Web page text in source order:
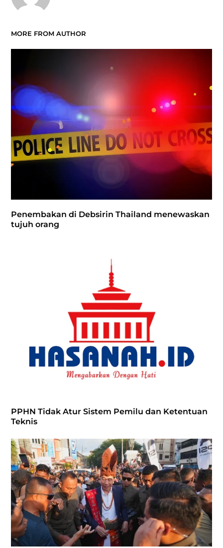
MORE FROM AUTHOR
Penembakan di Debsirin Thailand menewaskan
tujuh orang
PPHN Tidak Atur Sistem Pemilu dan Ketentuan
Teknis